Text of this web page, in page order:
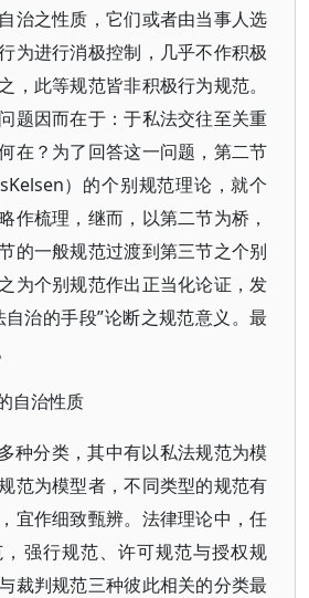
治之性质，它们或者由当事人选
为进行消极控制，几乎不作积极
，此等规范皆非积极行为规范。
题因而在于：于私法交往至关重
在？为了回答这一问题，第二节
）的个别规范理论，就个
作梳理，继而，以第二节为桥，
的一般规范过渡到第三节之个别
为个别规范作出正当化论证，发
治的手段”论断之规范意义。最
自治性质
种分类，其中有以私法规范为模
范为模型者，不同类型的规范有
宜作细致甄辨。法律理论中，任
强行规范、许可规范与授权规
裁判规范三种彼此相关的分类最